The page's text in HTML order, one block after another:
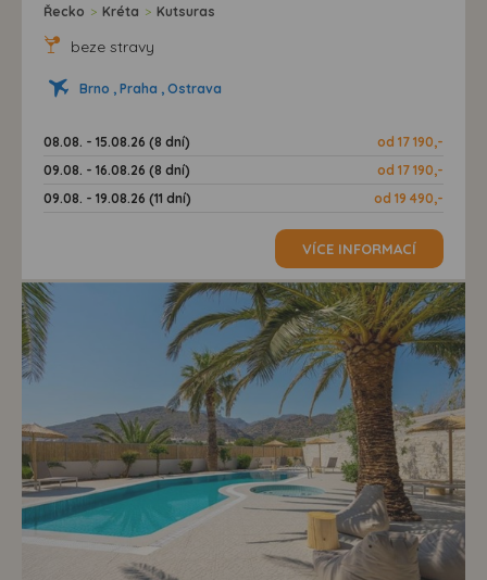
Řecko > Kréta > Kutsuras
beze stravy
Brno , Praha , Ostrava
08.08. - 15.08.26 (8 dní)
od 17 190,-
09.08. - 16.08.26 (8 dní)
od 17 190,-
09.08. - 19.08.26 (11 dní)
od 19 490,-
VÍCE INFORMACÍ